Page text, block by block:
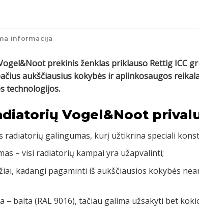
informacija
prekinis ženklas priklauso Rettig ICC
aukščiausius kokybės ir aplinkosaugos
technologijos.
Vogel&Noot
radiatorių galingumas, kurį užtikrina speciali
– visi radiatorių kampai yra užapvalinti;
kadangi pagaminti iš aukščiausios kokybės
– balta (RAL 9016), tačiau galima užsakyti bet